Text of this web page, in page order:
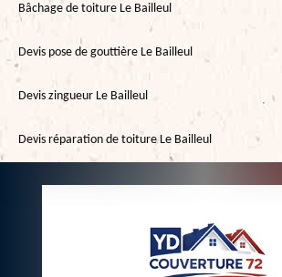
Bâchage de toiture Le Bailleul
Devis pose de gouttière Le Bailleul
Devis zingueur Le Bailleul
Devis réparation de toiture Le Bailleul